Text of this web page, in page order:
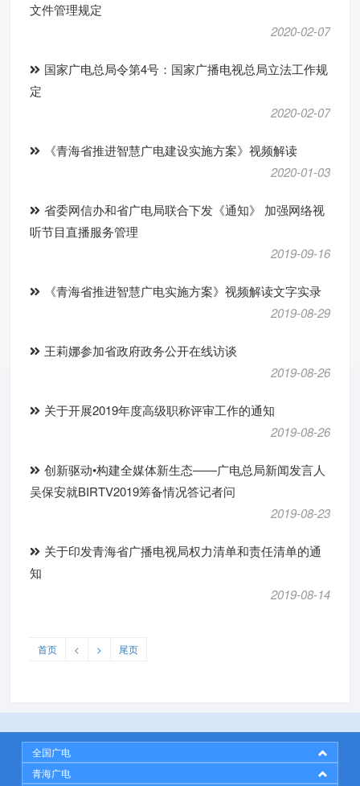
文件管理规定
2020-02-07
国家广电总局令第4号：国家广播电视总局立法工作规
定
2020-02-07
《青海省推进智慧广电建设实施方案》视频解读
2020-01-03
省委网信办和省广电局联合下发《通知》 加强网络视
听节目直播服务管理
2019-09-16
《青海省推进智慧广电实施方案》视频解读文字实录
2019-08-29
王莉娜参加省政府政务公开在线访谈
2019-08-26
关于开展2019年度高级职称评审工作的通知
2019-08-26
创新驱动•构建全媒体新生态——广电总局新闻发言人
吴保安就BIRTV2019筹备情况答记者问
2019-08-23
关于印发青海省广播电视局权力清单和责任清单的通
知
2019-08-14
首页 < > 尾页
全国广电
青海广电